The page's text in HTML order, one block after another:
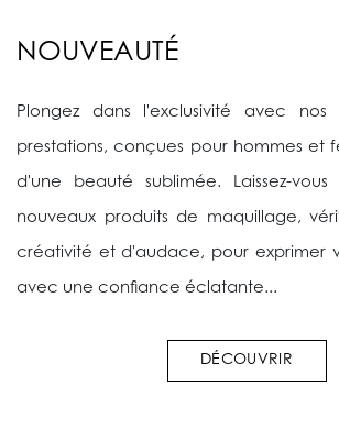
NOUVEAUTÉ
Plongez dans l'exclusivité avec nos
prestations, conçues pour hommes et
d'une beauté sublimée. Laissez-
nouveaux produits de maquillage,
créativité et d'audace, pour exprimer
avec une confiance éclatante...
DÉCOUVRIR